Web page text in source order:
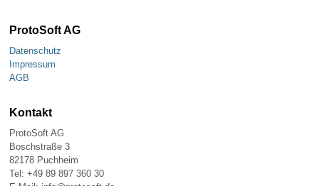
ProtoSoft AG
Datenschutz
Impressum
AGB
Kontakt
ProtoSoft AG
Boschstraße 3
82178 Puchheim
Tel: +49 89 897 360 30